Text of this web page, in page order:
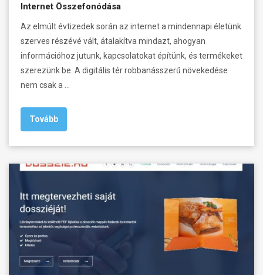
Internet Összefonódása
Az elmúlt évtizedek során az internet a mindennapi életünk
szerves részévé vált, átalakítva mindazt, ahogyan
információhoz jutunk, kapcsolatokat építünk, és termékeket
szerezünk be. A digitális tér robbanásszerű növekedése
nem csak a …
Tovább